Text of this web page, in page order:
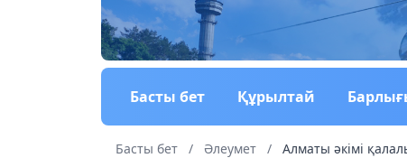
Басты бет Құрылтай
Басты бет / Әлеумет / Алматы әкімі